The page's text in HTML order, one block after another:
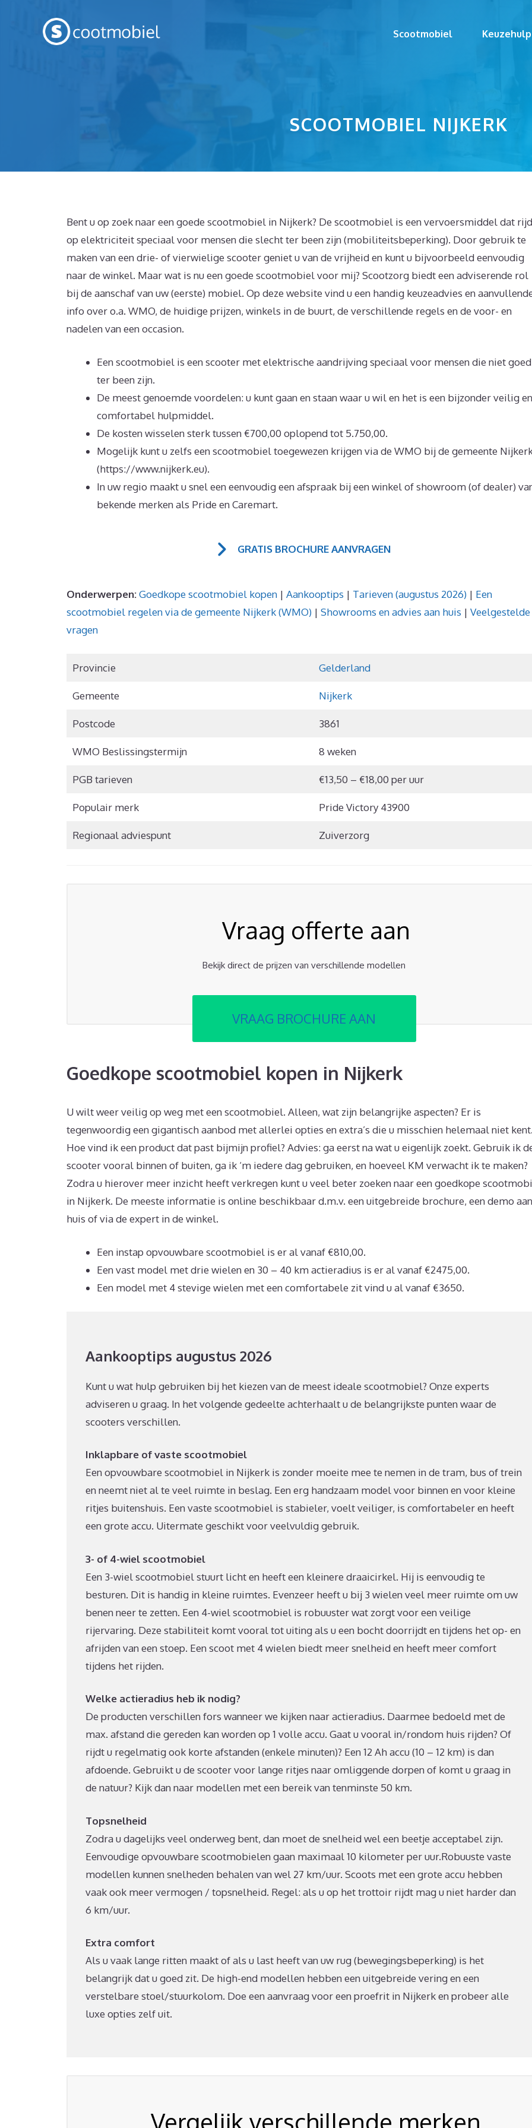
Scootmobiel Keuzehulp
SCOOTMOBIEL NIJKERK
Bent u op zoek naar een goede scootmobiel in Nijkerk? De scootmobiel is een vervoersmiddel dat
op elektriciteit speciaal voor mensen die slecht ter been zijn (mobiliteitsbeperking). Door gebruik te
maken van een drie- of vierwielige scooter geniet u van de vrijheid en kunt u bijvoorbeeld eenvoudig
naar de winkel. Maar wat is nu een goede scootmobiel voor mij? Scootzorg biedt een adviserende rol
bij de aanschaf van uw (eerste) mobiel. Op deze website vind u een handig keuzeadvies en
info over o.a. WMO, de huidige prijzen, winkels in de buurt, de verschillende regels en de voor- en
nadelen van een occasion.
Een scootmobiel is een scooter met elektrische aandrijving speciaal voor mensen die niet goed
ter been zijn.
De meest genoemde voordelen: u kunt gaan en staan waar u wil en het is een bijzonder veilig en
comfortabel hulpmiddel.
De kosten wisselen sterk tussen €700,00 oplopend tot 5.750,00.
Mogelijk kunt u zelfs een scootmobiel toegewezen krijgen via de WMO bij de gemeente
(https://www.nijkerk.eu).
In uw regio maakt u snel een eenvoudig een afspraak bij een winkel of showroom (of dealer)
bekende merken als Pride en Caremart.
GRATIS BROCHURE AANVRAGEN
Onderwerpen:Goedkope scootmobiel kopen | Aankooptips | Tarieven (augustus 2026) | Een
scootmobiel regelen via de gemeente Nijkerk (WMO) | Showrooms en advies aan huis | Veelgestelde
vragen
Provincie Gelderland
Gemeente Nijkerk
Postcode 3861
WMO Beslissingstermijn 8 weken
PGB tarieven €13,50 – €18,00 per uur
Populair merk Pride Victory 43900
Regionaal adviespunt Zuiverzorg
Vraag offerte aan
Bekijk direct de prijzen van verschillende modellen
VRAAG BROCHURE AAN
Goedkope scootmobiel kopen in Nijkerk
U wilt weer veilig op weg met een scootmobiel. Alleen, wat zijn belangrijke aspecten? Er is
tegenwoordig een gigantisch aanbod met allerlei opties en extra’s die u misschien helemaal niet kent.
Hoe vind ik een product dat past bijmijn profiel? Advies: ga eerst na wat u eigenlijk zoekt. Gebruik ik
scooter vooral binnen of buiten, ga ik ‘m iedere dag gebruiken, en hoeveel KM verwacht ik te maken?
Zodra u hierover meer inzicht heeft verkregen kunt u veel beter zoeken naar een goedkope
in Nijkerk. De meeste informatie is online beschikbaar d.m.v. een uitgebreide brochure, een demo aan
huis of via de expert in de winkel.
Een instap opvouwbare scootmobiel is er al vanaf €810,00.
Een vast model met drie wielen en 30 – 40 km actieradius is er al vanaf €2475,00.
Een model met 4 stevige wielen met een comfortabele zit vind u al vanaf €3650.
Aankooptips augustus 2026
Kunt u wat hulp gebruiken bij het kiezen van de meest ideale scootmobiel? Onze experts
adviseren u graag. In het volgende gedeelte achterhaalt u de belangrijkste punten waar de
scooters verschillen.
Inklapbare of vaste scootmobiel
Een opvouwbare scootmobiel in Nijkerk is zonder moeite mee te nemen in de tram, bus of trein
en neemt niet al te veel ruimte in beslag. Een erg handzaam model voor binnen en voor kleine
ritjes buitenshuis. Een vaste scootmobiel is stabieler, voelt veiliger, is comfortabeler en heeft
een grote accu. Uitermate geschikt voor veelvuldig gebruik.
3- of 4-wiel scootmobiel
Een 3-wiel scootmobiel stuurt licht en heeft een kleinere draaicirkel. Hij is eenvoudig te
besturen. Dit is handig in kleine ruimtes. Evenzeer heeft u bij 3 wielen veel meer ruimte om uw
benen neer te zetten. Een 4-wiel scootmobiel is robuuster wat zorgt voor een veilige
rijervaring. Deze stabiliteit komt vooral tot uiting als u een bocht doorrijdt en tijdens het op- en
afrijden van een stoep. Een scoot met 4 wielen biedt meer snelheid en heeft meer comfort
tijdens het rijden.
Welke actieradius heb ik nodig?
De producten verschillen fors wanneer we kijken naar actieradius. Daarmee bedoeld met de
max. afstand die gereden kan worden op 1 volle accu. Gaat u vooral in/rondom huis rijden? Of
rijdt u regelmatig ook korte afstanden (enkele minuten)? Een 12 Ah accu (10 – 12 km) is dan
afdoende. Gebruikt u de scooter voor lange ritjes naar omliggende dorpen of komt u graag in
de natuur? Kijk dan naar modellen met een bereik van tenminste 50 km.
Topsnelheid
Zodra u dagelijks veel onderweg bent, dan moet de snelheid wel een beetje acceptabel zijn.
Eenvoudige opvouwbare scootmobielen gaan maximaal 10 kilometer per uur.Robuuste vaste
modellen kunnen snelheden behalen van wel 27 km/uur. Scoots met een grote accu hebben
vaak ook meer vermogen / topsnelheid. Regel: als u op het trottoir rijdt mag u niet harder dan
6 km/uur.
Extra comfort
Als u vaak lange ritten maakt of als u last heeft van uw rug (bewegingsbeperking) is het
belangrijk dat u goed zit. De high-end modellen hebben een uitgebreide vering en een
verstelbare stoel/stuurkolom. Doe een aanvraag voor een proefrit in Nijkerk en probeer alle
luxe opties zelf uit.
Vergelijk verschillende merken